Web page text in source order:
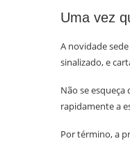
Uma vez
A novidade
sinalizado, e
Não se
rapidamente a
Por término, a